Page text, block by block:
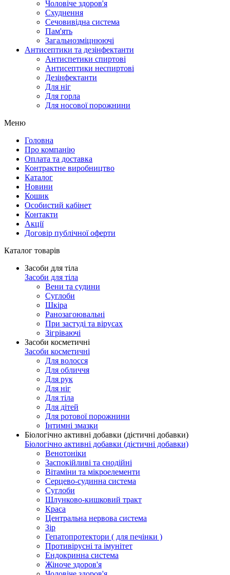
Чоловіче здоров'я
Схуднення
Сечовивідна система
Пам'ять
Загальнозміцнюючі
Антисептики та дезінфектанти
Антиспетики спиртові
Антисептики неспиртові
Дезінфектанти
Для ніг
Для горла
Для носової порожнини
Меню
Головна
Про компанію
Оплата та доставка
Контрактне виробництво
Каталог
Новини
Кошик
Особистий кабінет
Контакти
Акції
Договір публічної оферти
Каталог товарів
Засоби для тіла
Засоби для тіла
Вени та судини
Суглоби
Шкіра
Ранозагоювальні
При застуді та вірусах
Зігріваючі
Засоби косметичні
Засоби косметичні
Для волосся
Для обличчя
Для рук
Для ніг
Для тіла
Для дітей
Для ротової порожнини
Інтимні змазки
Біологічно активні добавки (дієтичні добавки)
Біологічно активні добавки (дієтичні добавки)
Венотоніки
Заспокійливі та снодійні
Вітаміни та мікроелементи
Серцево-судинна система
Суглоби
Шлунково-кишковий тракт
Краса
Центральна нервова система
Зір
Гепатопротектори ( для печінки )
Противірусні та імунітет
Ендокринна система
Жіноче здоров'я